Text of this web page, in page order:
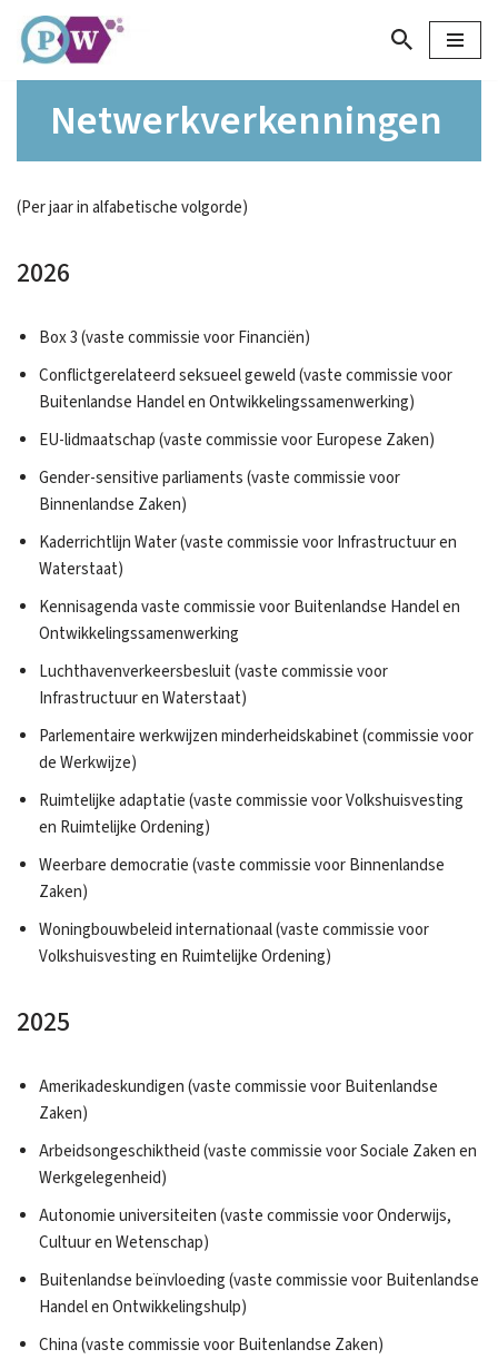
Ga
naar
inhoudNetwerkverkenningen
(Per jaar in alfabetische volgorde)
2026
Box 3 (vaste commissie voor Financiën)
Conflictgerelateerd seksueel geweld (vaste commissie voor
Buitenlandse Handel en Ontwikkelingssamenwerking)
EU-lidmaatschap (vaste commissie voor Europese Zaken)
Gender-sensitive parliaments (vaste commissie voor
Binnenlandse Zaken)
Kaderrichtlijn Water (vaste commissie voor Infrastructuur en
Waterstaat)
Kennisagenda vaste commissie voor Buitenlandse Handel en
Ontwikkelingssamenwerking
Luchthavenverkeersbesluit (vaste commissie voor
Infrastructuur en Waterstaat)
Parlementaire werkwijzen minderheidskabinet (commissie voor
de Werkwijze)
Ruimtelijke adaptatie (vaste commissie voor Volkshuisvesting
en Ruimtelijke Ordening)
Weerbare democratie (vaste commissie voor Binnenlandse
Zaken)
Woningbouwbeleid internationaal (vaste commissie voor
Volkshuisvesting en Ruimtelijke Ordening)
2025
Amerikadeskundigen (vaste commissie voor Buitenlandse
Zaken)
Arbeidsongeschiktheid (vaste commissie voor Sociale Zaken en
Werkgelegenheid)
Autonomie universiteiten (vaste commissie voor Onderwijs,
Cultuur en Wetenschap)
Buitenlandse beïnvloeding (vaste commissie voor Buitenlandse
Handel en Ontwikkelingshulp)
China (vaste commissie voor Buitenlandse Zaken)